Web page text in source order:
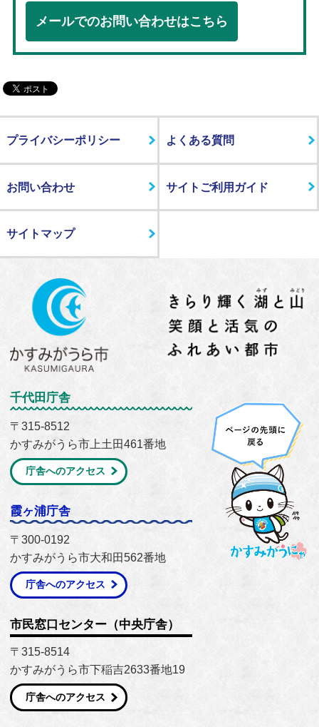
メールでのお問い合わせはこちら
プライバシーポリシー よくある質問
お問い合わせ サイトご利用ガイド
サイトマップ
千代田庁舎
〒315-8512
かすみがうら市上土田461番地
庁舎へのアクセス
霞ヶ浦庁舎
〒300-0192
かすみがうら市大和田562番地
庁舎へのアクセス
市民窓口センター（中央庁舎）
〒315-8514
かすみがうら市下稲吉2633番地19
庁舎へのアクセス